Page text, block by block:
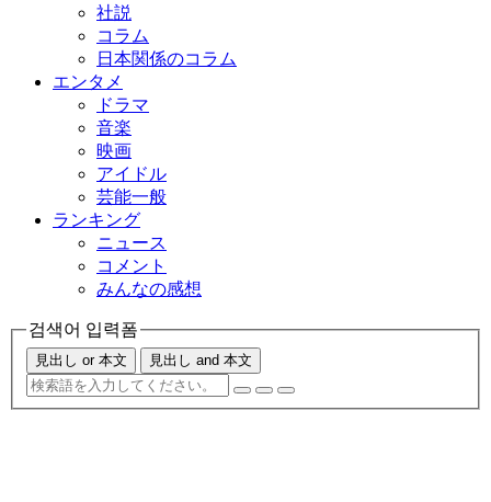
社説
コラム
日本関係のコラム
エンタメ
ドラマ
音楽
映画
アイドル
芸能一般
ランキング
ニュース
コメント
みんなの感想
검색어 입력폼
見出し or 本文 見出し and 本文